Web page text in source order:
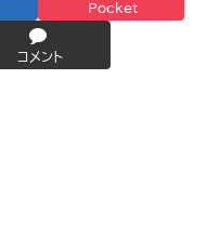
Pocket
コメント